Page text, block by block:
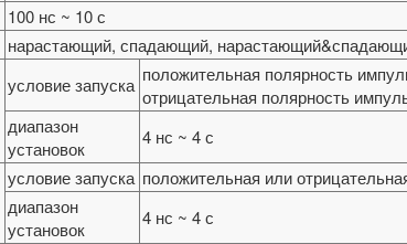
100 нс ~ 10 с
нарастающий, спадающий,
условие запуска положительная полярность
отрицательная полярность
диапазон
установок
4 нс ~ 4 с
условие запуска положительная или
диапазон
установок
4 нс ~ 4 с